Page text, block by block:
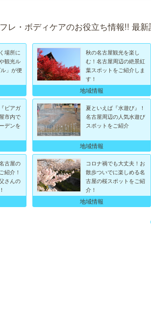
レ・ボディケアのお役立ち情報!! 最
場所に
観光ル
」が便
秋の名古屋観光を楽し
む！名古屋周辺の絶景紅
葉スポットをご紹介しま
す！
地域情報
ビアガ
市内で
デンを
夏といえば『水遊び』！
名古屋周辺の人気水遊び
スポットをご紹介
地域情報
古屋の
紹介！
さんの
コロナ禍でも大丈夫！お
散歩ついでに楽しめる名
古屋の桜スポットをご紹
介！
地域情報